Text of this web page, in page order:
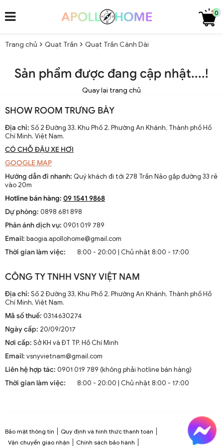
0
Trang chủ Quạt Trần Quạt Trần Cánh Dài
Sản phẩm được đang cập nhật....!
Quay lại trang chủ
SHOW ROOM TRƯNG BÀY
Địa chỉ: Số 2 Đường 33, Khu Phố 2, Phường An Khánh, Thành phố Hồ
Chí Minh, Việt Nam.
CÓ CHỖ ĐẬU XE HƠI
GOOGLE MAP
Hướng dẫn đi nhanh: Quý khách đi tới 278 Trần Não gặp đường 33 rẽ
vào 20m
Hotline bán hàng: 09 1541 9868
Dự phòng: 0898 681 898
Phản ánh dịch vụ: 0901 019 789
Email: baogia.apollohome@gmail.com
Thời gian làm việc:
8:00 - 20:00 | Chủ nhật 8:00 - 17:00
CÔNG TY TNHH VSNY VIỆT NAM
Địa chỉ: Số 2 Đường 33, Khu Phố 2, Phường An Khánh, Thành phố Hồ
Chí Minh, Việt Nam.
Mã số thuế: 0314630274
Ngày cấp: 20/09/2017
Nơi cấp: Sở KH và ĐT TP. Hồ Chí Minh
Email: vsnyvietnam@gmail.com
Liên hệ hợp tác: 0901 019 789 (không phải hotline bán hàng)
Thời gian làm việc:
8:00 - 20:00 | Chủ nhật 8:00 - 17:00
Bảo mật thông tin
Quy định và hình thức thanh toán
Vận chuyển giao nhận
Chính sách bảo hành